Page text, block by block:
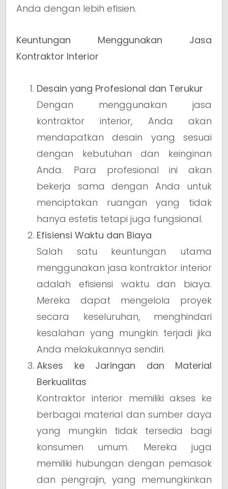
Anda dengan lebih efisien.
Keuntungan Menggunakan Jasa
Kontraktor Interior
Desain yang Profesional dan Terukur
Dengan menggunakan jasa
kontraktor interior, Anda akan
mendapatkan desain yang sesuai
dengan kebutuhan dan keinginan
Anda. Para profesional ini akan
bekerja sama dengan Anda untuk
menciptakan ruangan yang tidak
hanya estetis tetapi juga fungsional.
Efisiensi Waktu dan Biaya
Salah satu keuntungan utama
menggunakan jasa kontraktor interior
adalah efisiensi waktu dan biaya.
Mereka dapat mengelola proyek
secara keseluruhan, menghindari
kesalahan yang mungkin terjadi jika
Anda melakukannya sendiri.
Akses ke Jaringan dan Material
Berkualitas
Kontraktor interior memiliki akses ke
berbagai material dan sumber daya
yang mungkin tidak tersedia bagi
konsumen umum. Mereka juga
memiliki hubungan dengan pemasok
dan pengrajin, yang memungkinkan